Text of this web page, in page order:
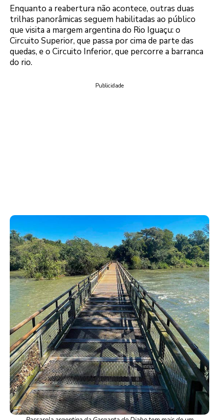
Enquanto a reabertura não acontece, outras duas
trilhas panorâmicas seguem habilitadas ao público
que visita a margem argentina do Rio Iguaçu: o
Circuito Superior, que passa por cima de parte das
quedas, e o Circuito Inferior, que percorre a barranca
do rio.
Publicidade